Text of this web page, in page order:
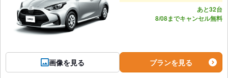
画像を見る
あと32台
8/08までキャンセル無料
プランを見る